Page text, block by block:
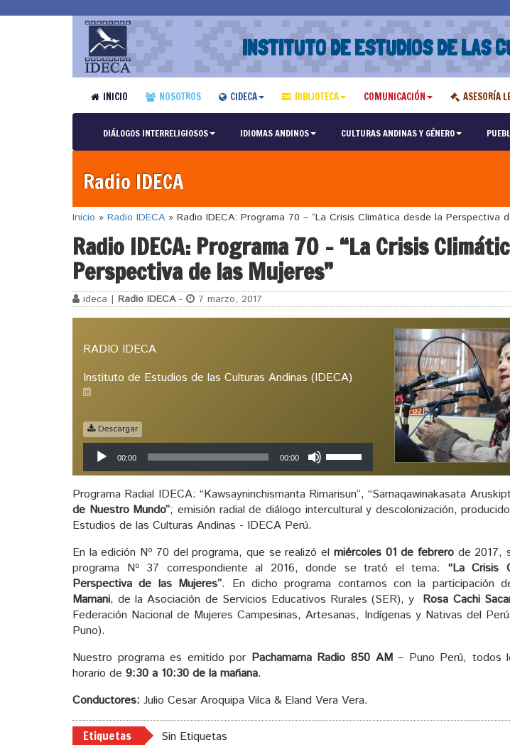
INSTITUTO DE ESTUDIOS DE LAS
INICIO NOSOTROS CIDECA BIBLIOTECA COMUNICACIÓN ASESORÍA
DIÁLOGOS INTERRELIGIOSOS IDIOMAS ANDINOS CULTURAS ANDINAS Y GÉNERO
Radio IDECA
Inicio » Radio IDECA » Radio IDECA: Programa 70 – “La Crisis Climática desde la Perspectiva
Radio IDECA: Programa 70 – “La Crisis
Perspectiva de las Mujeres”
ideca | Radio IDECA- 7 marzo, 2017
RADIO IDECA
Instituto de Estudios de las Culturas Andinas (IDECA)
Descargar
de
audio
00:00 00:00
de
flecha
aumentar
o
disminuir
el
volumen.
Programa Radial IDECA: “Kawsayninchismanta Rimarisun”, “Sarnaqawinakasata
de Nuestro Mundo”; emisión radial de diálogo intercultural y descolonización,
Estudios de las Culturas Andinas - IDECA Perú.
En la edición Nº 70 del programa, que se realizó el miércoles 01 de febrero de 2017,
programa Nº 37 correspondiente al 2016, donde se trató el tema: “La Crisis
Perspectiva de las Mujeres”. En dicho programa contamos con la participación
Mamani, de la Asociación de Servicios Educativos Rurales (SER), y Rosa Cachi
Federación Nacional de Mujeres Campesinas, Artesanas, Indígenas y Nativas del
Puno).
Nuestro programa es emitido por Pachamama Radio 850 AM– Puno Perú, todos
horario de 9:30 a 10:30 de la mañana.
Conductores: Julio Cesar Aroquipa Vilca & Eland Vera Vera.
Etiquetas Sin Etiquetas